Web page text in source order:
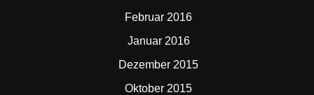
Februar 2016
Januar 2016
Dezember 2015
Oktober 2015